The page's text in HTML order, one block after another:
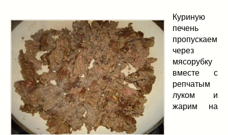
Куриную
печень
пропускаем
через
мясорубку
вместе с
репчатым
луком и
жарим на